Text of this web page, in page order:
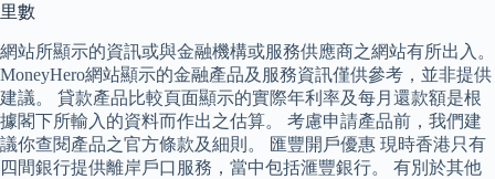
里數
網站所顯示的資訊或與金融機構或服務供應商之網站有所出入。
MoneyHero網站顯示的金融產品及服務資訊僅供參考，並非提供
建議。 貸款產品比較頁面顯示的實際年利率及每月還款額是根
據閣下所輸入的資料而作出之估算。 考慮申請產品前，我們建
議你查閱產品之官方條款及細則。 匯豐開戶優惠 現時香港只有
四間銀行提供離岸戶口服務，當中包括滙豐銀行。 有別於其他